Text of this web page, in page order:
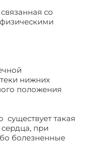
со
нижних
положения
существует такая
при
болезненные